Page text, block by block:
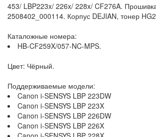
453/ LBP223x/ 226x/ 228x/ CF276A.
2508402_000114. Корпус DEJIAN, тонер
Каталожные номера:
HB-CF259X/057-NC-MPS.
Цвет: Чёрный.
Поддерживаемые модели:
Canon i-SENSYS LBP 223DW
Canon i-SENSYS LBP 223X
Canon i-SENSYS LBP 226DW
Canon i-SENSYS LBP 226X